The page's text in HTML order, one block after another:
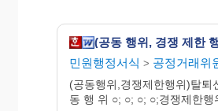
4. 변경신청의 경우에는 당
사항 및 그 사유를 기입할
(공동 행위, 경쟁 제한
민원행정서식 > 공정거래위
(공동행위,경쟁제한행위)탈퇴
동 행 위 ○; ○; ○; ○;경쟁제한행